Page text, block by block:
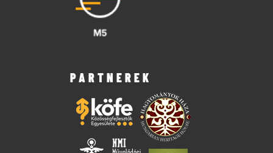
PARTNEREK